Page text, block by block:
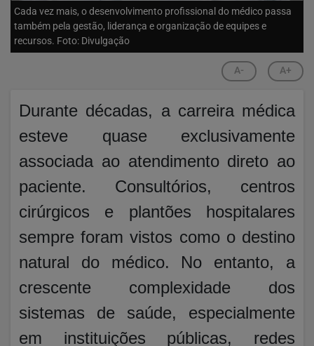
Cada vez mais, o desenvolvimento profissional do médico passa
também pela gestão, liderança e organização de equipes e
recursos. Foto: Divulgação
A- A+
Durante décadas, a carreira médica
esteve quase exclusivamente
associada ao atendimento direto ao
paciente. Consultórios, centros
cirúrgicos e plantões hospitalares
sempre foram vistos como o destino
natural do médico. No entanto, a
crescente complexidade dos
sistemas de saúde, especialmente
em instituições públicas, redes